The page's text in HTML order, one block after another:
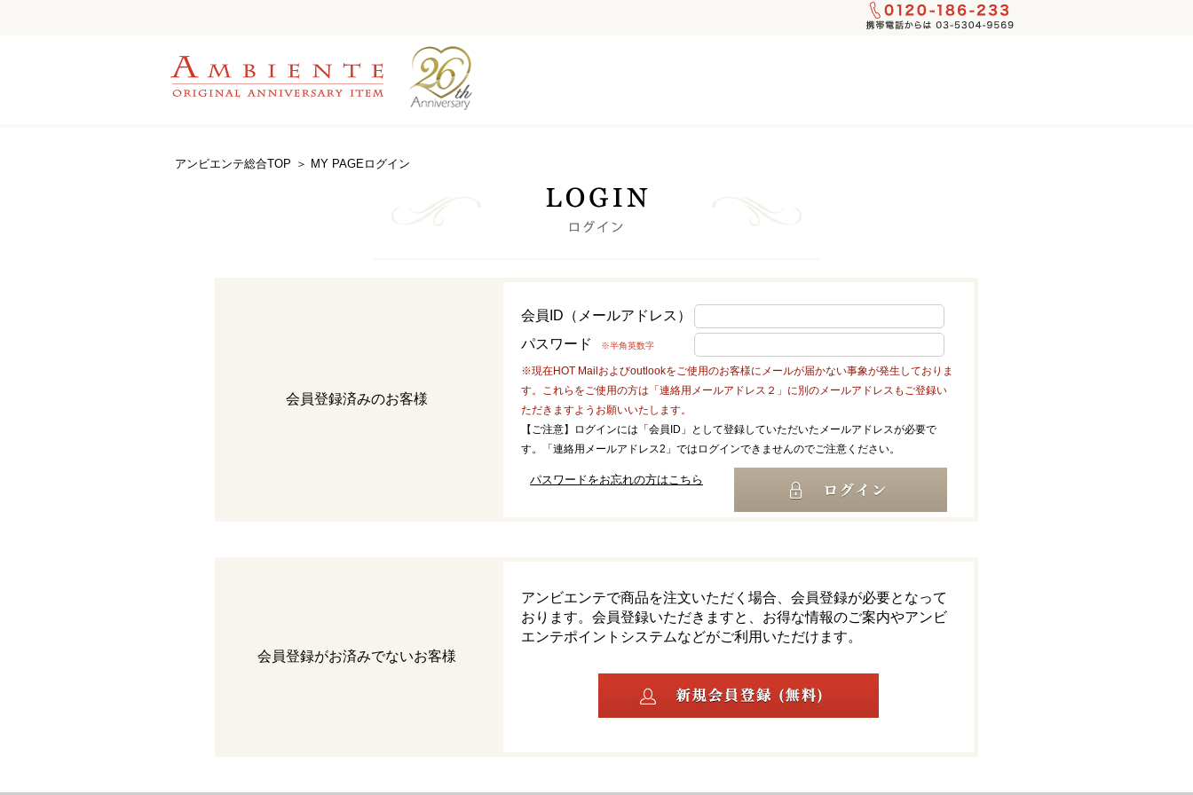
アンビエンテ総合TOP ＞ MY PAGEログイン
会員登録済みのお客様
会員ID（メールアドレス）
パスワード
※半角英数字
※現在HOT Mailおよびoutlookをご使用のお客様にメールが届かない事象が発生しておりま
す。これらをご使用の方は「連絡用メールアドレス２」に別のメールアドレスもご登録い
ただきますようお願いいたします。
【ご注意】ログインには「会員ID」として登録していただいたメールアドレスが必要で
す。「連絡用メールアドレス2」ではログインできませんのでご注意ください。
パスワードをお忘れの方はこちら
会員登録がお済みでないお客様
アンビエンテで商品を注文いただく場合、会員登録が必要となって
おります。会員登録いただきますと、お得な情報のご案内やアンビ
エンテポイントシステムなどがご利用いただけます。